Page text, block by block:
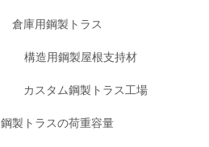
倉庫用鋼製トラス
構造用鋼製屋根支持材
カスタム鋼製トラス工場
鋼製トラスの荷重容量